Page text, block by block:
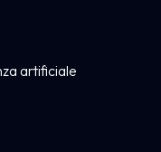
artificiale